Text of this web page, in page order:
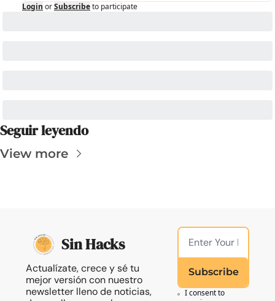
Login orSubscribeto participate
Seguir leyendo
View more
Sin Hacks
Actualízate, crece y sé tu
mejor versión con nuestro
newsletter lleno de noticias,
Subscribe
I consent to